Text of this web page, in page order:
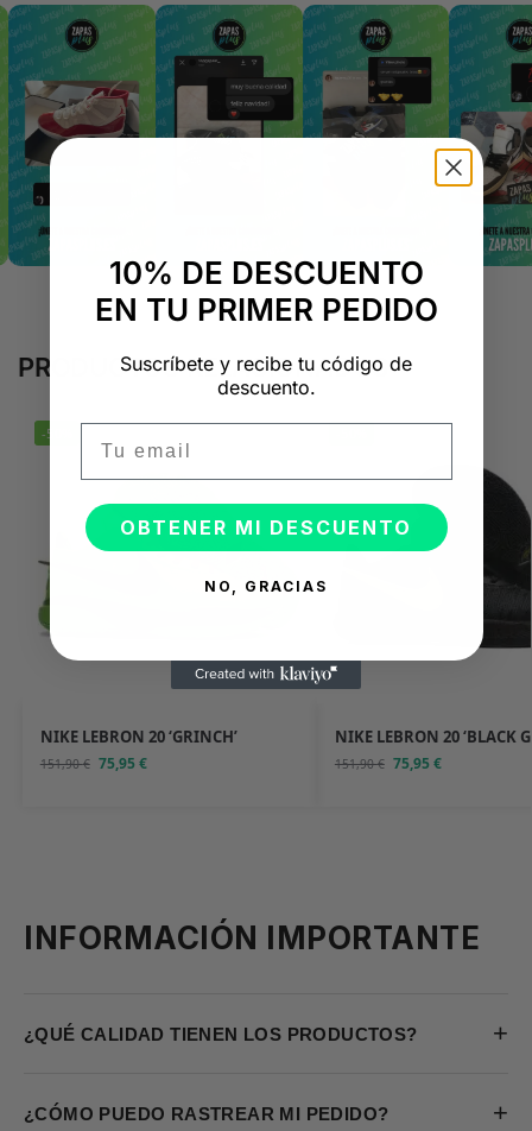
PRODUCTOS RELACIONADOS
-50%
NIKE LEBRON 20 ‘GRINCH’
151,90€ 75,95€
NIKE LEBRON 20 ‘BLACK
151,90€ 75,95€
INFORMACIÓN IMPORTANTE
¿QUÉ CALIDAD TIENEN LOS PRODUCTOS? +
¿CÓMO PUEDO RASTREAR MI PEDIDO? +
10% DE DESCUENTO
EN TU PRIMER PEDIDO
Suscríbete y recibe tu código de
descuento.
OBTENER MI DESCUENTO
NO, GRACIAS